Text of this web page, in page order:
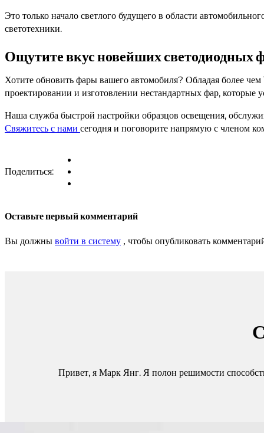
Это только начало светлого будущего в области
светотехники.
Ощутите вкус новейших светодиодных
Хотите обновить фары вашего автомобиля? Обладая более
проектировании и изготовлении нестандартных фар, которые
Наша служба быстрой настройки образцов освещения,
Свяжитесь с нами сегодня и поговорите напрямую с членом
Поделиться:
Оставьте первый комментарий
Вы должны войти в систему , чтобы опубликовать
Привет, я Марк Янг. Я полон решимости